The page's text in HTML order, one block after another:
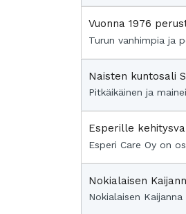
Vuonna 1976
Turun vanhimpia ja
Naisten kuntosali
Pitkäikäinen ja
Esperille
Esperi Care Oy on
Nokialaisen
Nokialaisen